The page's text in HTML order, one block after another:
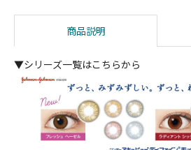
商品説明
▼シリーズ一覧はこちらから